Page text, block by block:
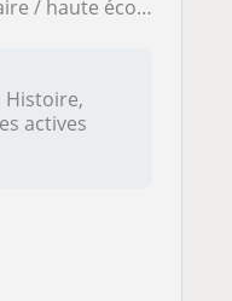
/ haute école)
Histoire,
actives